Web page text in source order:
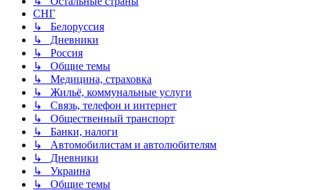
СНГ
↳ Белоруссия
↳ Дневники
↳ Россия
↳ Общие темы
↳ Медицина, страховка
↳ Жильё, коммунальные услуги
↳ Связь, телефон и интернет
↳ Общественный транспорт
↳ Банки, налоги
↳ Автомобилистам и автолюбителям
↳ Дневники
↳ Украина
↳ Общие темы